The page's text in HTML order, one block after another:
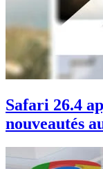
Safari 26.4
nouveautés